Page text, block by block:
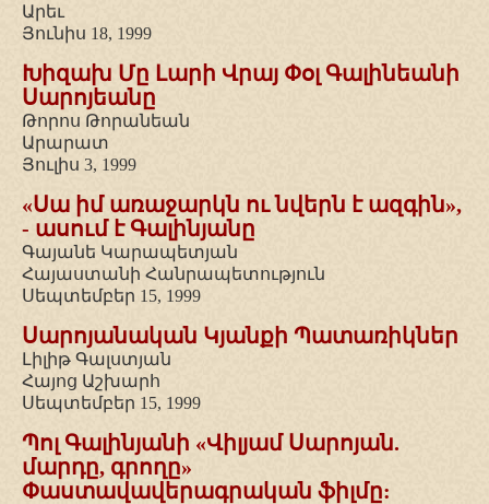
Արեւ
Յունիս 18, 1999
Խիզախ Մը Լարի Վրայ Փօլ Գալինեանի
Սարոյեանը
Թորոս Թորանեան
Արարատ
Յուլիս 3, 1999
«Սա իմ առաջարկն ու նվերն է ազգին»,
- ասում է Գալինյանը
Գայանե Կարապետյան
Հայաստանի Հանրապետություն
Սեպտեմբեր 15, 1999
Սարոյանական Կյանքի Պատառիկներ
Լիլիթ Գալստյան
Հայոց Աշխարհ
Սեպտեմբեր 15, 1999
Պոլ Գալինյանի «Վիլյամ Սարոյան.
մարդը, գրողը»
Փաստավավերագրական ֆիլմը: